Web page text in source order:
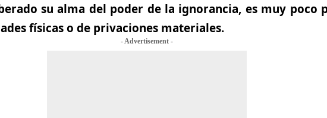
su alma del poder de la ignorancia, es muy poco
físicas o de privaciones materiales.
- Advertisement -